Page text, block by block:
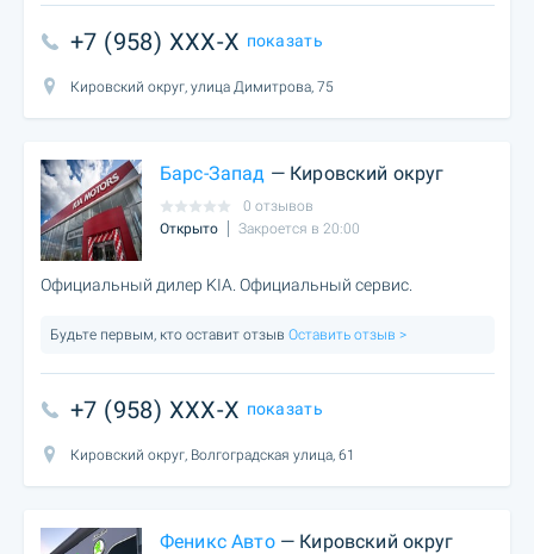
+7 (958) XXX-X показать
Кировский округ, улица Димитрова, 75
Барс-Запад — Кировский округ
0 отзывов
Открыто
Закроется в 20:00
Официальный дилер KIA. Официальный сервис.
Будьте первым, кто оставит отзыв Оставить отзыв >
+7 (958) XXX-X показать
Кировский округ, Волгоградская улица, 61
Феникс Авто— Кировский округ